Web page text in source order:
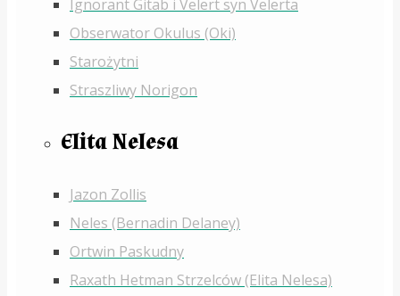
Ignorant Gitab i Velert syn Velerta
Obserwator Okulus (Oki)
Starożytni
Straszliwy Norigon
Elita Nelesa
Jazon Zollis
Neles (Bernadin Delaney)
Ortwin Paskudny
Raxath Hetman Strzelców (Elita Nelesa)